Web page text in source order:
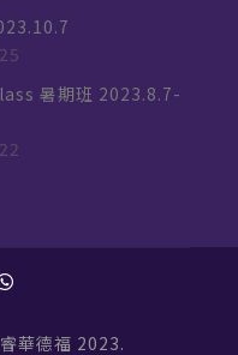
暑期班 2023.8.7-
華德福 2023.